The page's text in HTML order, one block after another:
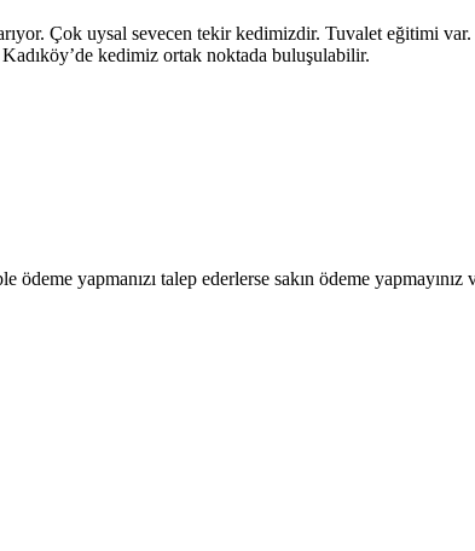
Çok uysal sevecen tekir kedimizdir. Tuvalet eğitimi var.
kedimiz ortak noktada buluşulabilir.
ödeme yapmanızı talep ederlerse sakın ödeme